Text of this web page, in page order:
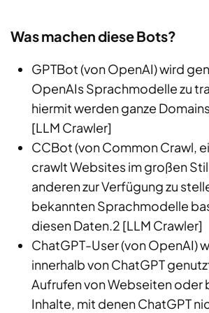
Was machen diese Bots?
GPTBot (von OpenAI) wird
OpenAIs Sprachmodelle zu
hiermit werden ganze
[LLM Crawler]
CCBot (von Common Crawl,
crawlt Websites im großen
anderen zur Verfügung zu
bekannten Sprachmodelle
diesen Daten.2 [LLM Crawler]
ChatGPT-User (von OpenAI)
innerhalb von ChatGPT
Aufrufen von Webseiten oder
Inhalte, mit denen ChatGPT